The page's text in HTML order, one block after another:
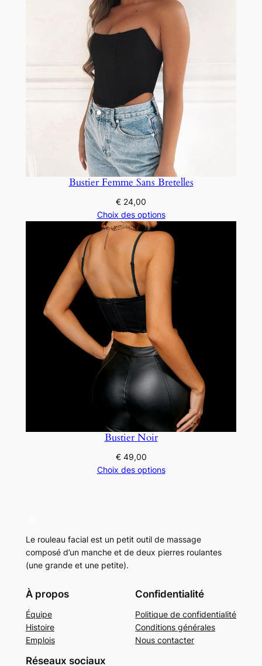
Bustier Femme Sans Bretelles
€ 24,00
Choix des options
Bustier Noir
€49,00
Choix des options
Le rouleau facial est un petit outil de massage
composé d’un manche et de deux pierres roulantes
(une grande et une petite).
À propos
Équipe
Histoire
Emplois
Confidentialité
Politique de confidentialité
Conditions générales
Nous contacter
Réseaux sociaux